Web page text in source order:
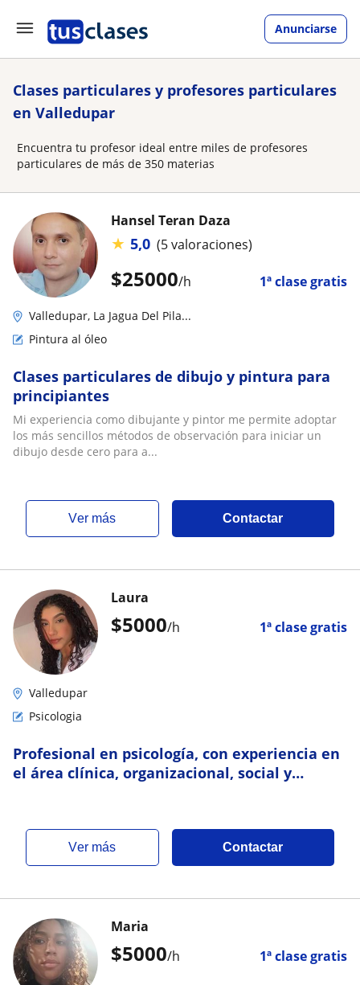
Anunciarse
Clases particulares y profesores particulares
en Valledupar
Encuentra tu profesor ideal entre miles de profesores
particulares de más de 350 materias
$25000/h 1ª clase gratis
Hansel Teran Daza
★ 5,0 (5 valoraciones)
Valledupar, La Jagua Del Pila...
Pintura al óleo
Clases particulares de dibujo y pintura para
principiantes
Mi experiencia como dibujante y pintor me permite adoptar
los más sencillos métodos de observación para iniciar un
dibujo desde cero para a...
ver más Contactar
$5000/h 1ª clase gratis
Laura
Valledupar
Psicologia
Profesional en psicología, con experiencia en
el área clínica, organizacional, social y
ver más Contactar
$5000/h 1ª clase gratis
Maria